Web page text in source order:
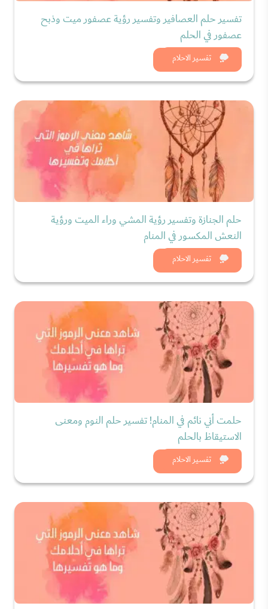
تفسير الاحلام
تفسير حلم العصافير وتفسير رؤية عصفور ميت وذبح
عصفور في الحلم
شاهد الان
تفسير الاحلام
حلم الجنازة وتفسير رؤية المشي وراء الميت ورؤية
النعش المكسور في المنام
شاهد الان
تفسير الاحلام
حلمت أني نائم في المنام! تفسير حلم النوم ومعنى
الاستيقاظ بالحلم
شاهد الان